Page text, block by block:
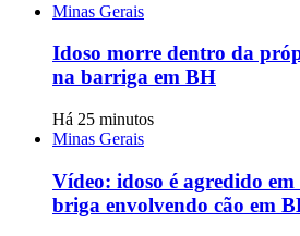
Minas Gerais
Idoso morre dentro da
na barriga em BH
Há 25 minutos
Minas Gerais
Vídeo: idoso é agredido
briga envolvendo cão em